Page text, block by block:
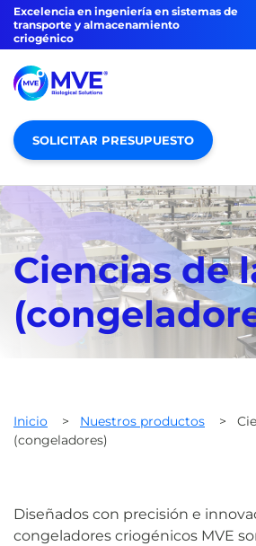
Excelencia en ingeniería en sistemas de
transporte y almacenamiento
criogénico
SOLICITAR PRESUPUESTO
Ciencias de
Inicio > Nuestros productos >
(congeladores)
Diseñados con precisión e
congeladores criogénicos MVE